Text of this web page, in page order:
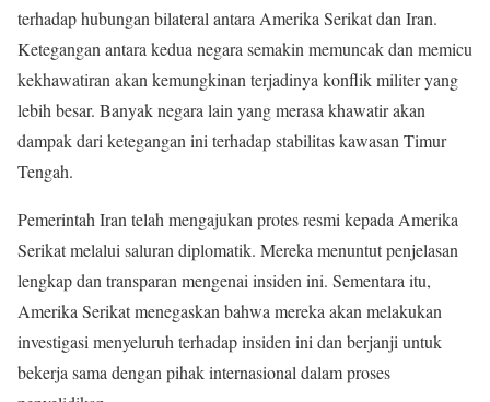
terhadap hubungan bilateral antara Amerika Serikat dan Iran.
Ketegangan antara kedua negara semakin memuncak dan memicu
kekhawatiran akan kemungkinan terjadinya konflik militer yang
lebih besar. Banyak negara lain yang merasa khawatir akan
dampak dari ketegangan ini terhadap stabilitas kawasan Timur
Tengah.
Pemerintah Iran telah mengajukan protes resmi kepada Amerika
Serikat melalui saluran diplomatik. Mereka menuntut penjelasan
lengkap dan transparan mengenai insiden ini. Sementara itu,
Amerika Serikat menegaskan bahwa mereka akan melakukan
investigasi menyeluruh terhadap insiden ini dan berjanji untuk
bekerja sama dengan pihak internasional dalam proses